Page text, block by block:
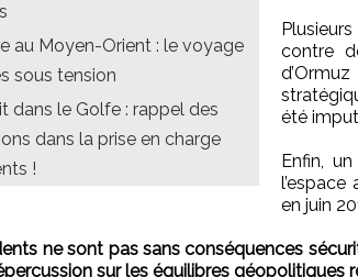
au Moyen-Orient : le voyage
sous tension
dans le Golfe : rappel des
dans la prise en charge
!
contre
été
Enfin,
en juin
ne sont pas sans conséquences
sur les équilibres géopolitiques